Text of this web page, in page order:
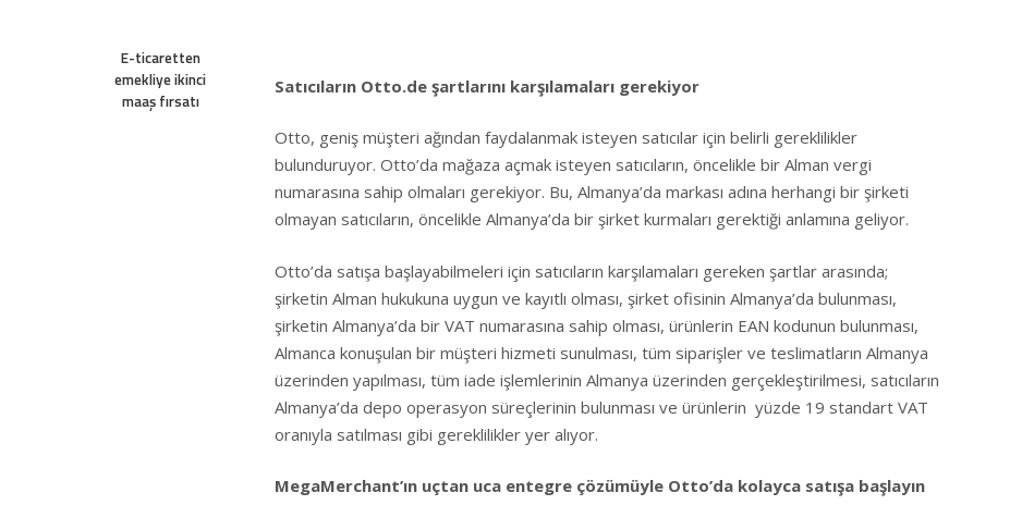
E-ticaretten
emekliye ikinci
maaş fırsatı
Satıcıların Otto.de şartlarını karşılamaları gerekiyor
Otto, geniş müşteri ağından faydalanmak isteyen satıcılar için belirli gereklilikler
bulunduruyor. Otto’da mağaza açmak isteyen satıcıların, öncelikle bir Alman vergi
numarasına sahip olmaları gerekiyor. Bu, Almanya’da markası adına herhangi bir şirketi
olmayan satıcıların, öncelikle Almanya’da bir şirket kurmaları gerektiği anlamına geliyor.
Otto’da satışa başlayabilmeleri için satıcıların karşılamaları gereken şartlar arasında;
şirketin Alman hukukuna uygun ve kayıtlı olması, şirket ofisinin Almanya’da bulunması,
şirketin Almanya’da bir VAT numarasına sahip olması, ürünlerin EAN kodunun bulunması,
Almanca konuşulan bir müşteri hizmeti sunulması, tüm siparişler ve teslimatların Almanya
üzerinden yapılması, tüm iade işlemlerinin Almanya üzerinden gerçekleştirilmesi, satıcıların
Almanya’da depo operasyon süreçlerinin bulunması ve ürünlerin yüzde 19 standart VAT
oranıyla satılması gibi gereklilikler yer alıyor.
MegaMerchant’ın uçtan uca entegre çözümüyle Otto’da kolayca satışa başlayın